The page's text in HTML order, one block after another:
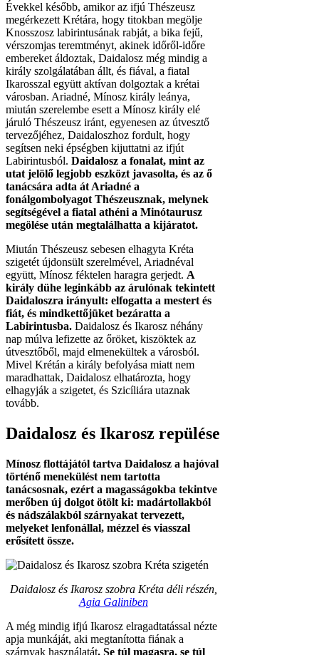
Évekkel később, amikor az ifjú Thészeusz
megérkezett Krétára, hogy titokban megölje
Knosszosz labirintusának rabját, a bika fejű,
vérszomjas teremtményt, akinek időről-időre
embereket áldoztak, Daidalosz még mindig a
király szolgálatában állt, és fiával, a fiatal
Ikarosszal együtt aktívan dolgoztak a krétai
városban. Ariadné, Mínosz király leánya,
miután szerelembe esett a Mínosz király elé
járuló Thészeusz iránt, egyenesen az útvesztő
tervezőjéhez, Daidaloszhoz fordult, hogy
segítsen neki épségben kijuttatni az ifjút
Labirintusból. Daidalosz a fonalat, mint az
utat jelölő legjobb eszközt javasolta, és az ő
tanácsára adta át Ariadné a
fonálgombolyagot Thészeusznak, melynek
segítségével a fiatal athéni a Minótaurusz
megölése után megtalálhatta a kijáratot.
Miután Thészeusz sebesen elhagyta Kréta
szigetét újdonsült szerelmével, Ariadnéval
együtt, Mínosz féktelen haragra gerjedt. A
király dühe leginkább az árulónak tekintett
Daidaloszra irányult: elfogatta a mestert és
fiát, és mindkettőjüket bezáratta a
Labirintusba. Daidalosz és Ikarosz néhány
nap múlva lefizette az őröket, kiszöktek az
útvesztőből, majd elmenekültek a városból.
Mivel Krétán a király befolyása miatt nem
maradhattak, Daidalosz elhatározta, hogy
elhagyják a szigetet, és Szicíliára utaznak
tovább.
Daidalosz és Ikarosz repülése
Mínosz flottájától tartva Daidalosz a hajóval
történő menekülést nem tartotta
tanácsosnak, ezért a magasságokba tekintve
merőben új dolgot ötölt ki: madártollakból
és nádszálakból szárnyakat tervezett,
melyeket lenfonállal, mézzel és viasszal
erősített össze.
Daidalosz és Ikarosz szobra Kréta déli részén,
Agia Galiniben
A még mindig ifjú Ikarosz elragadtatással nézte
apja munkáját, aki megtanította fiának a
szárnyak használatát. Se túl magasra, se túl